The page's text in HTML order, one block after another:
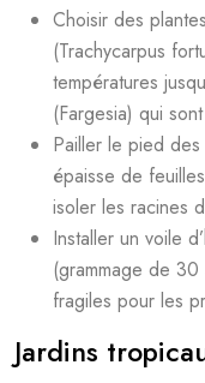
Choisir des
(Trachycarpus
températures
(Fargesia) qui
Pailler le pied
épaisse de
isoler les racines
Installer un voile
(grammage de
fragiles pour les
Jardins